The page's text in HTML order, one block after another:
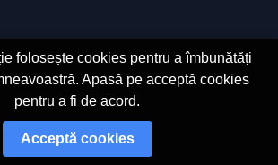
et 3
folosește cookies pentru a îmbunătăți
Apasă pe acceptă cookies
pentru a fi de acord.
Acceptă cookies